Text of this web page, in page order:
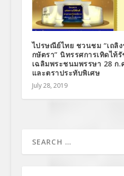
ไปรษณีย์ไทย ชวนชม “เถลิ
กษัตรา” นิทรรศการเทิดไท้
เฉลิมพระชนมพรรษา 28 ก
และตราประทับพิเศษ
July 28, 2019